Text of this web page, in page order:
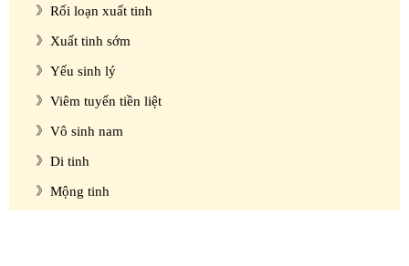
Rối loạn xuất tinh
Xuất tinh sớm
Yếu sinh lý
Viêm tuyến tiền liệt
Vô sinh nam
Di tinh
Mộng tinh